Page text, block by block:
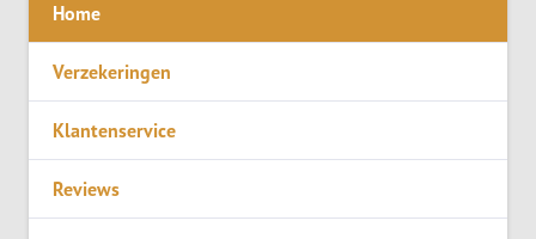
Home
Verzekeringen
Klantenservice
Reviews